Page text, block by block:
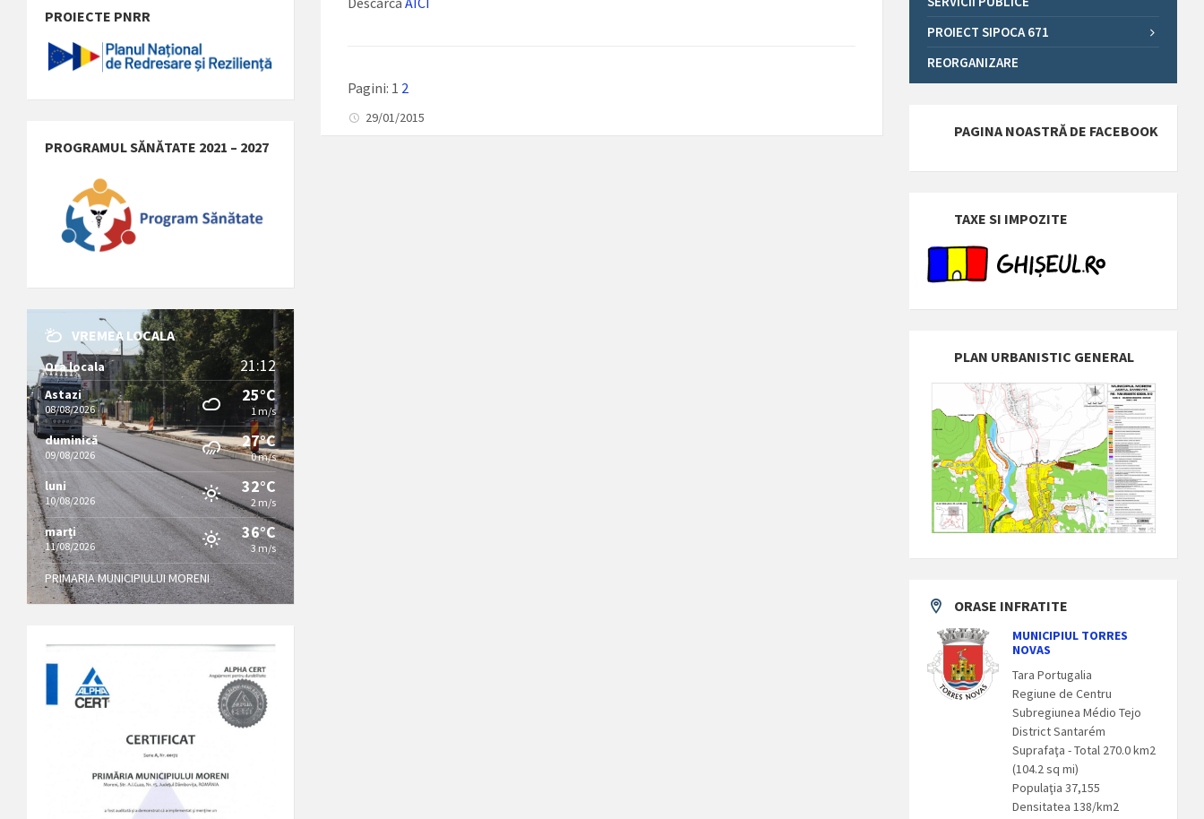
Pagini: 1 2
29/01/2015
PROIECTE PNRR
PROGRAMUL SĂNĂTATE 2021 – 2027
VREMEA LOCALA
Ora locala 21:12
Astazi
08/08/2026
25°C
1 m/s
duminică
09/08/2026
27°C
0 m/s
luni
10/08/2026
32°C
2 m/s
marți
11/08/2026
36°C
3 m/s
PRIMARIA MUNICIPIULUI MORENI
PROIECT SIPOCA 671
REORGANIZARE
PAGINA NOASTRĂ DE FACEBOOK
TAXE SI IMPOZITE
PLAN URBANISTIC GENERAL
ORASE INFRATITE
MUNICIPIUL TORRES
NOVAS
Tara Portugalia
Regiune de Centru
Subregiunea Médio Tejo
District Santarém
Suprafaţa - Total 270.0 km2
(104.2 sq mi)
Populaţia 37,155
Densitatea 138/km2